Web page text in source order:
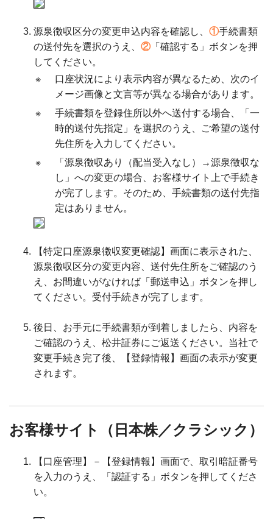
源泉徴収区分の変更申込内容を確認し、 ①手続書類
の送付先を選択のうえ、 ②「確認する」ボタンを押
してください。
※
口座状況により表示内容が異なるため、次のイ
メージ画像と文言等が異なる場合があります。
※
手続書類を登録住所以外へ送付する場合、「一
時的送付先指定」を選択のうえ、ご希望の送付
先住所を入力してください。
※
「源泉徴収あり（配当受入なし）→源泉徴収な
し」への変更の場合、お客様サイト上で手続き
が完了します。そのため、手続書類の送付先指
定はありません。
【特定口座源泉徴収変更確認】画面に表示された、
源泉徴収区分の変更内容、送付先住所をご確認のう
え、お間違いがなければ「郵送申込」ボタンを押し
てください。受付手続きが完了します。
後日、お手元に手続書類が到着しましたら、内容を
ご確認のうえ、松井証券にご返送ください。当社で
変更手続き完了後、【登録情報】画面の表示が変更
されます。
お客様サイト（日本株／クラシック）
【口座管理】－【登録情報】画面で、取引暗証番号
を入力のうえ、「認証する」ボタンを押してくださ
い。